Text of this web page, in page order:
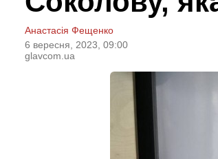
Анастасія Фещенко
6 вересня, 2023, 09:00
glavcom.ua